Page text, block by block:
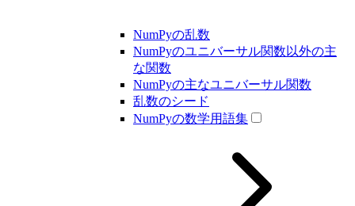
NumPyの乱数
NumPyのユニバーサル関数以外の主
な関数
NumPyの主なユニバーサル関数
乱数のシード
NumPyの数学用語集